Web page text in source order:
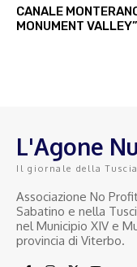
CANALE
MONUMENT VALLEY”
L'Agone
Il giornale della
Associazione No
Sabatino e nella
nel Municipio XIV e
provincia di Viterbo.